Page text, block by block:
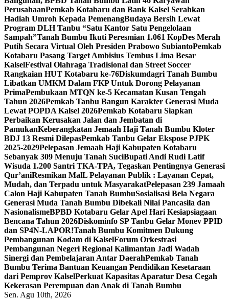
PerusahaanPemkab Kotabaru dan Bank Kalsel Serahkan
Hadiah Umroh Kepada PemenangBudaya Bersih Lewat
Program DLH Tanbu “Satu Kantor Satu Pengelolaan
Sampah”Tanah Bumbu Ikuti Peresmian 1.061 KopDes Merah
Putih Secara Virtual Oleh Presiden Prabowo SubiantoPemkab
Kotabaru Pasang Target Ambisius Tembus Lima Besar
KalselFestival Olahraga Tradisional dan Street Soccer
Rangkaian HUT Kotabaru ke-76Diskumdagri Tanah Bumbu
Libatkan UMKM Dalam FKP Untuk Dorong Pelayanan
PrimaPembukaan MTQN ke-5 Kecamatan Kusan Tengah
Tahun 2026Pemkab Tanbu Bangun Karakter Generasi Muda
Lewat POPDA Kalsel 2026Pemkab Kotabaru Siapkan
Perbaikan Kerusakan Jalan dan Jembatan di
PamukanKeberangkatan Jemaah Haji Tanah Bumbu Kloter
BDJ 13 Resmi DilepasPemkab Tanbu Gelar Ekspose PJPK
2025-2029Pelepasan Jemaah Haji Kabupaten Kotabaru
Sebanyak 309 Menuju Tanah SuciBupati Andi Rudi Latif
Wisuda 1.200 Santri TKA-TPA, Tegaskan Pentingnya Generasi
Qur’aniResmikan MalL Pelayanan Publik : Layanan Cepat,
Mudah, dan Terpadu untuk MasyarakatPelepasan 239 Jamaah
Calon Haji Kabupaten Tanah BumbuSosialisasi Bela Negara
Generasi Muda Tanah Bumbu Dibekali Nilai Pancasila dan
NasionalismeBPBD Kotabaru Gelar Apel Hari Kesiapsiagaan
Bencana Tahun 2026Diskominfo SP Tanbu Gelar Monev PPID
dan SP4N-LAPOR!Tanah Bumbu Komitmen Dukung
Pembangunan Kodam di KalselForum Orkestrasi
Pembangunan Negeri Regional Kalimantan Jadi Wadah
Sinergi dan Pembelajaran Antar DaerahPemkab Tanah
Bumbu Terima Bantuan Keuangan Pendidikan Kesetaraan
dari Pemprov KalselPerkuat Kapasitas Aparatur Desa Cegah
Kekerasan Perempuan dan Anak di Tanah Bumbu
Sen. Agu 10th, 2026